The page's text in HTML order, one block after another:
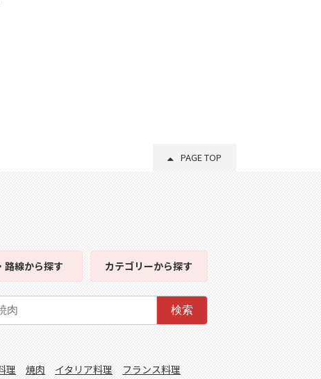
PAGE TOP
路線から探す カテゴリーから探す
検索
理 焼肉 イタリア料理 フランス料理